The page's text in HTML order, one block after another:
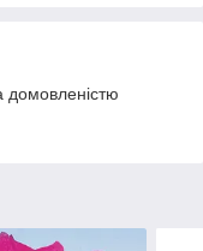
домовленістю